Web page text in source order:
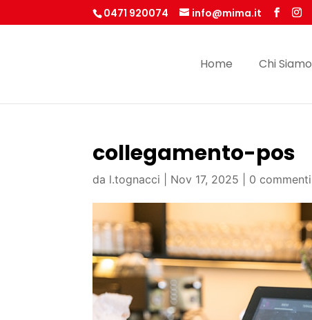
0471 920074 info@mima.it
Home Chi Siamo
collegamento-pos
da l.tognacci Nov 17, 2025 0 commenti